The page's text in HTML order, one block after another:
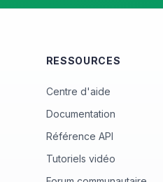
RESSOURCES
Centre d'aide
Documentation
Référence API
Tutoriels vidéo